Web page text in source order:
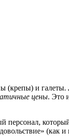
(крепы) и галеты.
цены. Это
(как